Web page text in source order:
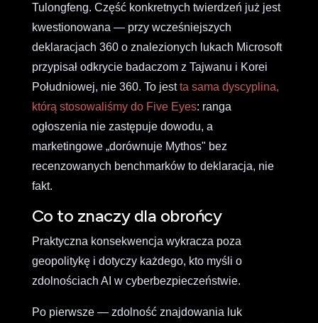
Tulongfeng. Część konkretnych twierdzeń już jest
kwestionowana — przy wcześniejszych
deklaracjach 360 o znalezionych lukach Microsoft
przypisał odkrycie badaczom z Tajwanu i Korei
Południowej, nie 360. To jestta sama dyscyplina,
którą stosowaliśmy do Five Eyes: ranga
ogłoszenia nie zastępuje dowodu, a
marketingowe „dorównuje Mythos" bez
recenzowanych benchmarków to deklaracja, nie
fakt.
Co to znaczy dla obrońcy
Praktyczna konsekwencja wykracza poza
geopolitykę i dotyczy każdego, kto myśli o
zdolnościach AI w cyberbezpieczeństwie.
Po pierwsze — zdolność znajdowania luk